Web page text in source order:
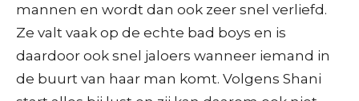
mannen en wordt dan ook zeer snel verliefd.
Ze valt vaak op de echte bad boys en is
daardoor ook snel jaloers wanneer iemand in
de buurt van haar man komt. Volgens Shani